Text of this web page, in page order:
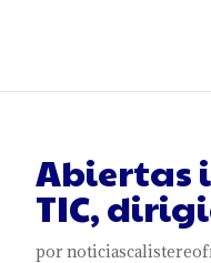
Abiertas
TIC,
por